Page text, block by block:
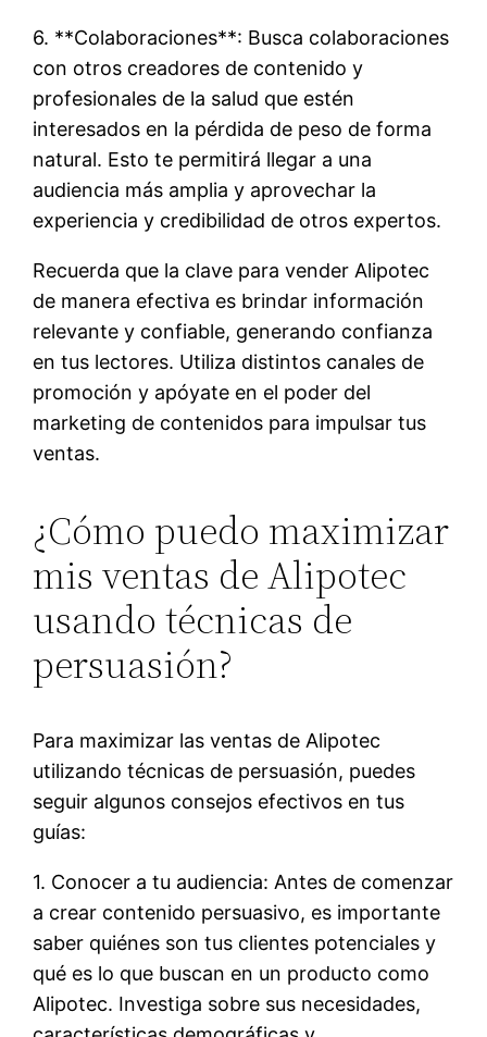
6. **Colaboraciones**: Busca colaboraciones
con otros creadores de contenido y
profesionales de la salud que estén
interesados en la pérdida de peso de forma
natural. Esto te permitirá llegar a una
audiencia más amplia y aprovechar la
experiencia y credibilidad de otros expertos.
Recuerda que la clave para vender Alipotec
de manera efectiva es brindar información
relevante y confiable, generando confianza
en tus lectores. Utiliza distintos canales de
promoción y apóyate en el poder del
marketing de contenidos para impulsar tus
ventas.
¿Cómo puedo maximizar
mis ventas de Alipotec
usando técnicas de
persuasión?
Para maximizar las ventas de Alipotec
utilizando técnicas de persuasión, puedes
seguir algunos consejos efectivos en tus
guías:
1. Conocer a tu audiencia: Antes de comenzar
a crear contenido persuasivo, es importante
saber quiénes son tus clientes potenciales y
qué es lo que buscan en un producto como
Alipotec. Investiga sobre sus necesidades,